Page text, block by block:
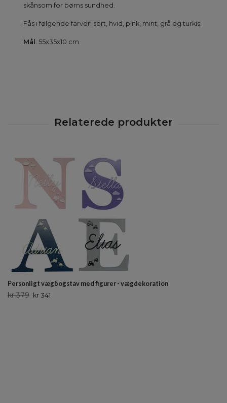
skånsom for børns sundhed.
Fås i følgende farver: sort, hvid, pink, mint, grå og turkis.
Mål : 55x35x10 cm
Personligt vægbogstav med figurer - vægdekoration
kr 379 kr 341